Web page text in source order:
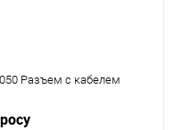
Разъем с кабелем